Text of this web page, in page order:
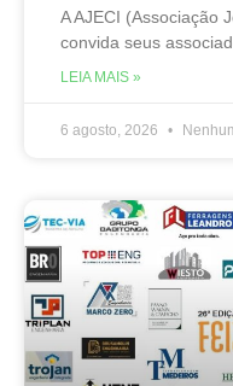
A AJECI (Associação
convida seus
LEIA MAIS »
6 agosto, 2026